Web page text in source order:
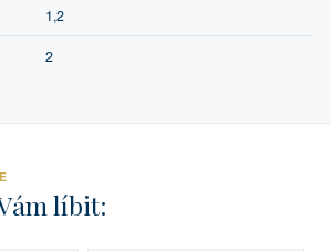
1,2
2
líbit: